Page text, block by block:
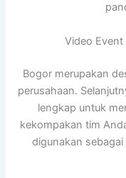
Video Event
Bogor merupakan
perusahaan.
lengkap untuk
kekompakan tim
digunakan